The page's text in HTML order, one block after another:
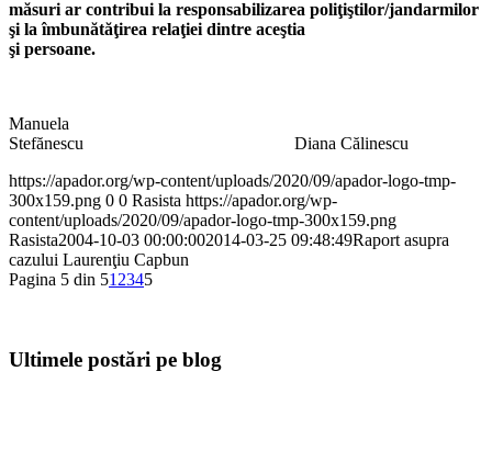
măsuri ar contribui la responsabilizarea poliţiştilor/jandarmilor
şi la îmbunătăţirea relaţiei dintre aceştia
şi persoane.
Manuela
Stefănescu Diana Călinescu
https://apador.org/wp-content/uploads/2020/09/apador-logo-tmp-
300x159.png 0 0 Rasista https://apador.org/wp-
content/uploads/2020/09/apador-logo-tmp-300x159.png
Rasista2004-10-03 00:00:002014-03-25 09:48:49Raport asupra
cazului Laurenţiu Capbun
Pagina 5 din 51 2345
Ultimele postări pe blog